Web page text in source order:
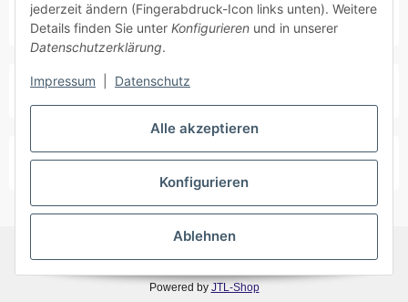
* Alle Preise inkl. gesetzlicher USt., zzgl.Versand
Powered by JTL-Shop
Alle akzeptieren
Konfigurieren
Ablehnen
jederzeit ändern (Fingerabdruck-Icon links unten). Weitere
Details finden Sie unter Konfigurieren und in unserer
Datenschutzerklärung.
Impressum Datenschutz